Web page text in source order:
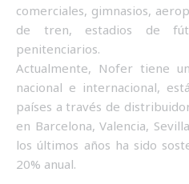
comerciales, gimnasios,
de tren, estadios de
penitenciarios.
Actualmente, Nofer tiene
nacional e internacional,
países a través de
en Barcelona, Valencia,
los últimos años ha sido
20% anual.